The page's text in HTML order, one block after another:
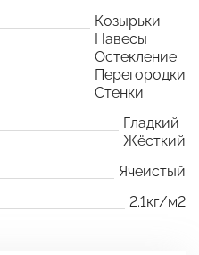
Козырьки
Навесы
Остекление
Перегородки
Стенки
Гладкий
Жёсткий
Ячеистый
2.1кг/м2